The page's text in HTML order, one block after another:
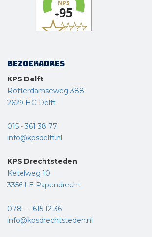
Bezoekadres
KPS Delft
Rotterdamseweg 388
2629 HG Delft
015 - 361 38 77
info@kpsdelft.nl
KPS Drechtsteden
Ketelweg 10
3356 LE Papendrecht
078 – 615 12 36
info@kpsdrechtsteden.nl